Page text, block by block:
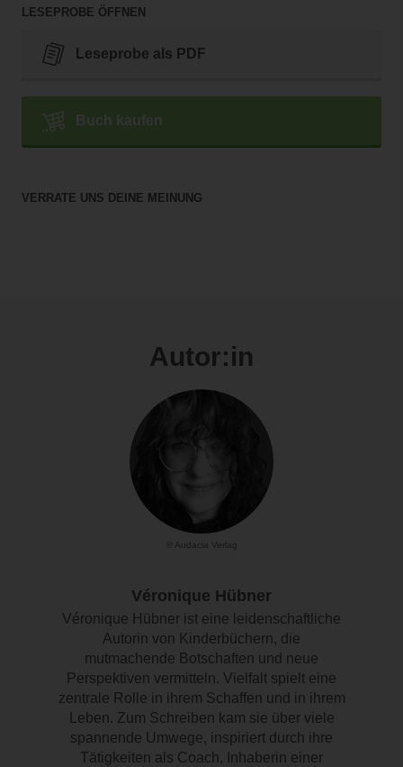
LESEPROBE ÖFFNEN
Leseprobe als PDF
Buch kaufen
VERRATE UNS DEINE MEINUNG
Autor:in
© Audacia Verlag
Véronique Hübner
Véronique Hübner ist eine leidenschaftliche
Autorin von Kinderbüchern, die
mutmachende Botschaften und neue
Perspektiven vermitteln. Vielfalt spielt eine
zentrale Rolle in ihrem Schaffen und in ihrem
Leben. Zum Schreiben kam sie über viele
spannende Umwege, inspiriert durch ihre
Tätigkeiten als Coach, Inhaberin einer